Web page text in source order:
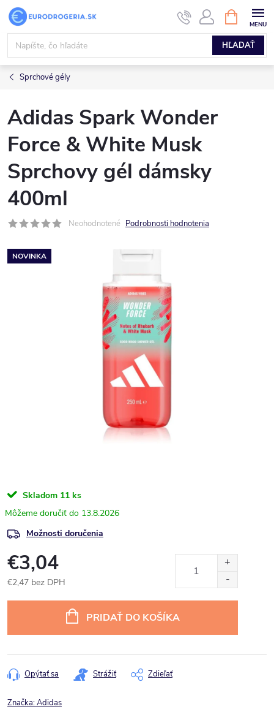
Prejsť
obsah
HĽADAŤ
KOŠÍK
Sprchové gély
Adidas Spark Wonder
Force & White Musk
Sprchovy gél dámsky
400ml
Neohodnotené Podrobnosti hodnotenia
NOVINKA
Skladom 11 ks
13.8.2026
Možnosti doručenia
€3,04
€2,47 bez DPH
PRIDAŤ DO KOŠÍKA
Opýtať sa Strážiť Zdieľať
Značka:Adidas